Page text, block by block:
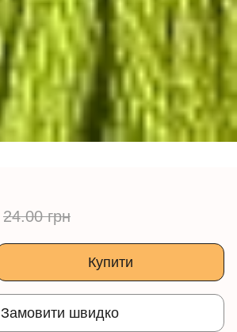
24.00 грн
Купити
Замовити швидко